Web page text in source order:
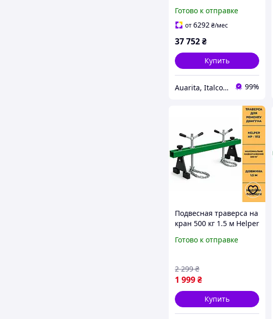
Готово к отправке
от6292₴/мес
37 752₴
Купить
Auarita, Italco - премиальное покрасочное оборудование 99%
Подвесная траверса на
кран 500 кг 1.5 м Helper
подвешивания
траверса для ремонта
мотора
Готово к отправке
1 999₴
2 299 ₴
Купить